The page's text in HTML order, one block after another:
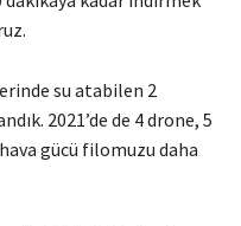
su atabilen 2
2021’de de 4 drone, 5
gücü filomuzu daha